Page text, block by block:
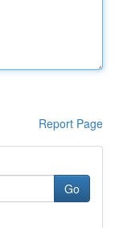
Report Page
Go